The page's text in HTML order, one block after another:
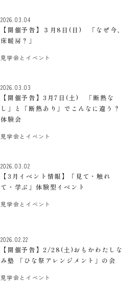
2026.03.04
【開催予告】３月8日(日) 「なぜ今、
床暖房？」
見学会とイベント
2026.03.03
【開催予告】3月7日(土) 「断熱な
し」と「断熱あり」でこんなに違う？
体験会
見学会とイベント
2026.03.02
【3月イベント情報】「見て・触れ
て・学ぶ」体験型イベント
見学会とイベント
2026.02.22
【開催予告】2/28(土)おもかわたしな
み塾 「ひな祭アレンジメント」の会
見学会とイベント